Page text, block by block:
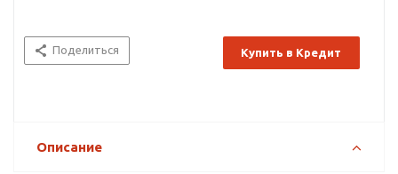
Поделиться Купить в Кредит
Описание